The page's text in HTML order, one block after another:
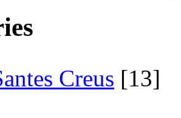
Creus [13]